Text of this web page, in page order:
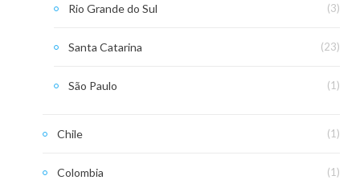
Rio Grande do Sul (3)
Santa Catarina (23)
São Paulo (1)
Chile (1)
Colombia (1)